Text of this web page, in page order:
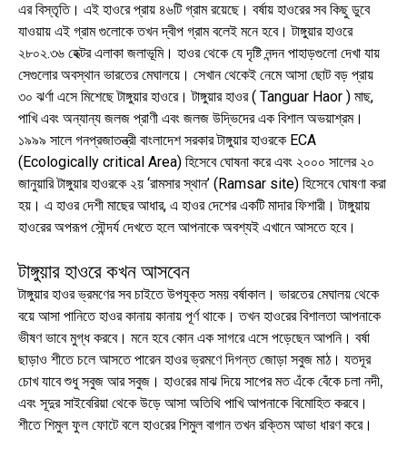
এর বিস্তৃতি। এই হাওরে প্রায় ৪৬টি গ্রাম রয়েছে। বর্ষায় হাওরের সব কিছু ডুবে
যাওয়ায় এই গ্রাম গুলোকে তখন দ্বীপ গ্রাম বলেই মনে হবে। টাঙ্গুয়ার হাওরে
২৮০২.৩৬ হেক্টর এলাকা জলাভূমি। হাওর থেকে যে দৃষ্টি নন্দন পাহাড়গুলো দেখা যায়
সেগুলোর অবস্থান ভারতের মেঘালয়ে। সেখান থেকেই নেমে আসা ছোট বড় প্রায়
৩০ ঝর্ণা এসে মিশেছে টাঙ্গুয়ার হাওরে। টাঙ্গুয়ার হাওর ( Tanguar Haor ) মাছ,
পাখি এবং অন্যান্য জলজ প্রাণী এবং জলজ উদ্ভিদের এক বিশাল অভয়াশ্রম।
১৯৯৯ সালে গনপ্রজাতন্ত্রী বাংলাদেশ সরকার টাঙ্গুয়ার হাওরকে ECA
(Ecologically critical Area) হিসেবে ঘোষনা করে এবং ২০০০ সালের ২০
জানুয়ারি টাঙ্গুয়ার হাওরকে ২য় ‘রামসার স্থান’ (Ramsar site) হিসেবে ঘোষণা করা
হয়। এ হাওর দেশী মাছের আধার, এ হাওর দেশের একটি মাদার ফিশারী। টাঙ্গুয়ায়
হাওরের অপরূপ সৌন্দর্য দেখতে হলে আপনাকে অবশ্যই এখানে আসতে হবে।
টাঙ্গুয়ার হাওরে কখন আসবেন
টাঙ্গুয়ার হাওর ভ্রমণের সব চাইতে উপযুক্ত সময় বর্ষাকাল। ভারতের মেঘালয় থেকে
বয়ে আসা পানিতে হাওর কানায় কানায় পূর্ণ থাকে। তখন হাওরের বিশালতা আপনাকে
ভীষণ ভাবে মুগ্ধ করবে। মনে হবে কোন এক সাগরে এসে পড়েছেন আপনি। বর্ষা
ছাড়াও শীতে চলে আসতে পারেন হাওর ভ্রমণে দিগন্ত জোড়া সবুজ মাঠ। যতদূর
চোখ যাবে শুধু সবুজ আর সবুজ। হাওরের মাঝ দিয়ে সাপের মত এঁকে বেঁকে চলা নদী,
এবং সূদুর সাইবেরিয়া থেকে উড়ে আসা অতিথি পাখি আপনাকে বিমোহিত করবে।
শীতে শিমুল ফুল ফোটে বলে হাওরের শিমুল বাগান তখন রক্তিম আভা ধারণ করে।